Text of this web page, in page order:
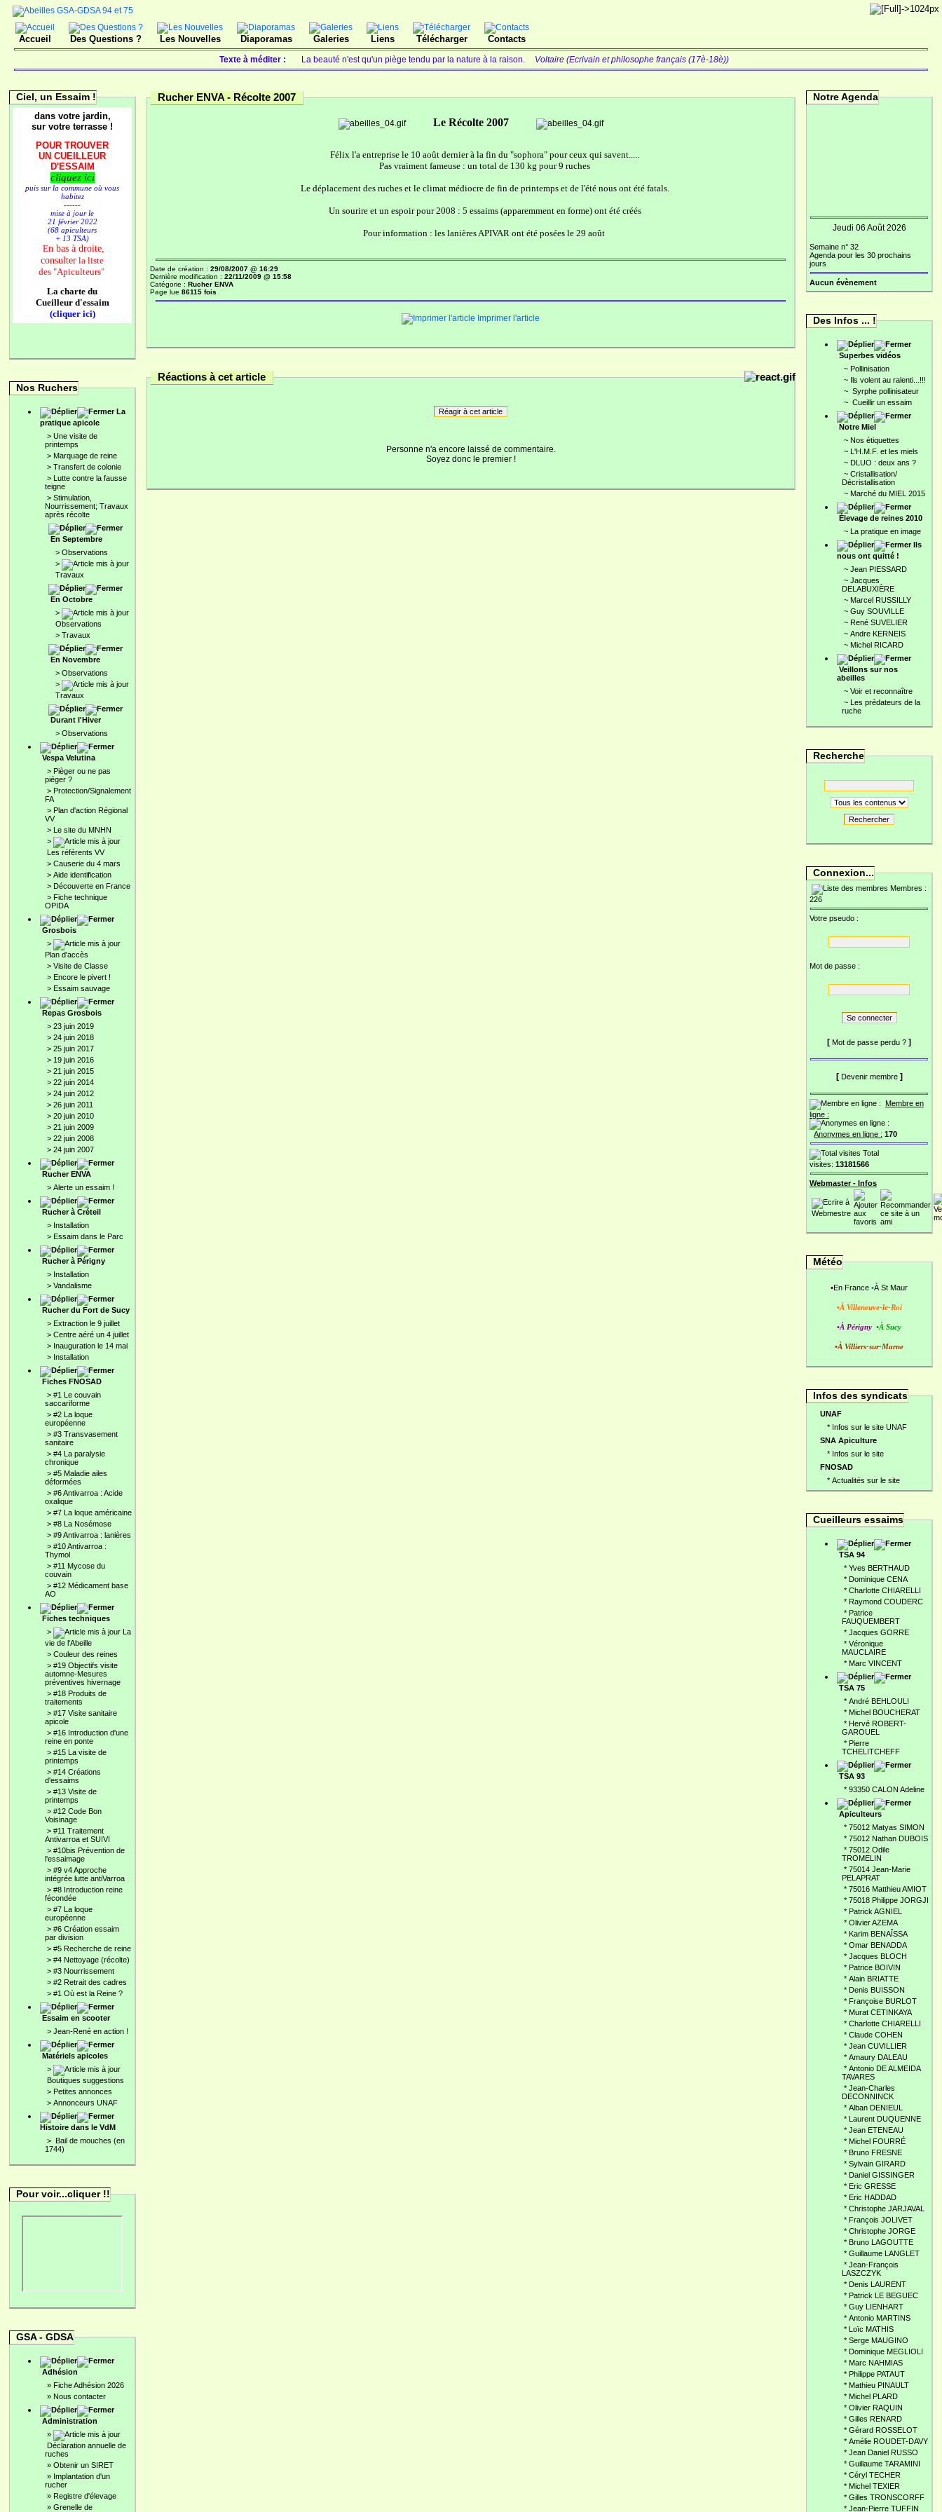
Accueil Des Questions ? Les Nouvelles Diaporamas Galeries Liens Télécharger Contacts
Texte à méditer : La beauté n'est qu'un piège tendu par la nature à la raison. Voltaire (Ecrivain et philosophe français (17è-18è))
Ciel, un Essaim !
dans votre jardin,
sur votre terrasse !
POUR TROUVER
UN CUEILLEUR
D'ESSAIM
cliquez ici
puis sur la commune où vous
habitez
------
mise à jour le
21 février 2022
(68 apiculteurs
+ 13 TSA)
En bas à droite,
consulter la liste
des "Apiculteurs"
La charte du
Cueilleur d'essaim
(cliquer ici)
Nos Ruchers
La
pratique apicole
> Une visite de
printemps
> Marquage de reine
> Transfert de colonie
> Lutte contre la fausse
teigne
> Stimulation,
Nourrissement; Travaux
après récolte
En Septembre
> Observations
>
Travaux
En Octobre
>
Observations
> Travaux
En Novembre
> Observations
>
Travaux
Durant l'Hiver
> Observations
Vespa Velutina
> Pièger ou ne pas
piéger ?
> Protection/Signalement
FA
> Plan d'action Régional
VV
> Le site du MNHN
>
Les référents VV
> Causerie du 4 mars
> Aide identification
> Découverte en France
> Fiche technique
OPIDA
Grosbois
>
Plan d'accès
> Visite de Classe
> Encore le pivert !
> Essaim sauvage
Repas Grosbois
> 23 juin 2019
> 24 juin 2018
> 25 juin 2017
> 19 juin 2016
> 21 juin 2015
> 22 juin 2014
> 24 juin 2012
> 26 juin 2011
> 20 juin 2010
> 21 juin 2009
> 22 juin 2008
> 24 juin 2007
Rucher ENVA
> Alerte un essaim !
Rucher à Créteil
> Installation
> Essaim dans le Parc
Rucher à Périgny
> Installation
> Vandalisme
Rucher du Fort de Sucy
> Extraction le 9 juillet
> Centre aéré un 4 juillet
> Inauguration le 14 mai
> Installation
Fiches FNOSAD
> #1 Le couvain
saccariforme
> #2 La loque
européenne
> #3 Transvasement
sanitaire
> #4 La paralysie
chronique
> #5 Maladie ailes
déformées
> #6 Antivarroa : Acide
oxalique
> #7 La loque américaine
> #8 La Nosémose
> #9 Antivarroa : lanières
> #10 Antivarroa :
Thymol
> #11 Mycose du
couvain
> #12 Médicament base
AO
Fiches techniques
>
La
vie de l'Abeille
> Couleur des reines
> #19 Objectifs visite
automne-Mesures
préventives hivernage
> #18 Produits de
traitements
> #17 Visite sanitaire
apicole
> #16 Introduction d'une
reine en ponte
> #15 La visite de
printemps
> #14 Créations
d'essaims
> #13 Visite de
printemps
> #12 Code Bon
Voisinage
> #11 Traitement
Antivarroa et SUIVI
> #10bis Prévention de
l'essaimage
> #9 v4 Approche
intégrée lutte antiVarroa
> #8 Introduction reine
fécondée
> #7 La loque
européenne
> #6 Création essaim
par division
> #5 Recherche de reine
> #4 Nettoyage (récolte)
> #3 Nourrissement
> #2 Retrait des cadres
> #1 Où est la Reine ?
Essaim en scooter
> Jean-René en action !
Matériels apicoles
>
Boutiques suggestions
> Petites annonces
> Annonceurs UNAF
Histoire dans le VdM
> Bail de mouches (en
1744)
Pour voir...cliquer !!
GSA - GDSA
Adhésion
» Fiche Adhésion 2026
» Nous contacter
Administration
»
Déclaration annuelle de
ruches
» Obtenir un SIRET
» Implantation d'un
rucher
» Registre d'élevage
» Grenelle de
Rucher ENVA - Récolte 2007
Le Récolte 2007
Félix l'a entreprise le 10 août dernier à la fin du "sophora" pour ceux qui savent.....
Pas vraiment fameuse : un total de 130 kg pour 9 ruches
Le déplacement des ruches et le climat médiocre de fin de printemps et de l'été nous ont été fatals.
Un sourire et un espoir pour 2008 : 5 essaims (apparemment en forme) ont été créés
Pour information : les lanières APIVAR ont été posées le 29 août
Date de création : 29/08/2007 @ 16:29
Dernière modification : 22/11/2009 @ 15:58
Catégorie : Rucher ENVA
Page lue 86115 fois
Imprimer l'article
Réactions à cet article
Réagir à cet article
Personne n'a encore laissé de commentaire.
Soyez donc le premier !
Notre Agenda
Jeudi 06 Août 2026
Semaine n° 32
Agenda pour les 30 prochains
jours
Aucun évènement
Des Infos ... !
Superbes vidéos
~ Pollinisation
~ Ils volent au ralenti...!!!
~ Syrphe pollinisateur
~ Cueillir un essaim
Notre Miel
~ Nos étiquettes
~ L'H.M.F. et les miels
~ DLUO : deux ans ?
~ Cristallisation/
Décristallisation
~ Marché du MIEL 2015
Élevage de reines 2010
~ La pratique en image
Ils
nous ont quitté !
~ Jean PIESSARD
~ Jacques
DELABUXIÈRE
~ Marcel RUSSILLY
~ Guy SOUVILLE
~ René SUVELIER
~ Andre KERNEIS
~ Michel RICARD
Veillons sur nos
abeilles
~ Voir et reconnaître
~ Les prédateurs de la
ruche
Recherche
Rechercher
Connexion...
Membres :
226
Votre pseudo :
Mot de passe :
[ Mot de passe perdu ? ]
[ Devenir membre]
Membre en
ligne :
Anonymes en ligne : 170
Total
visites: 13181566
Webmaster - Infos
Météo
•En France •À St Maur
•À Villeneuve-le-Roi
•À Périgny •À Sucy
•À Villiers-sur-Marne
Infos des syndicats
UNAF
* Infos sur le site UNAF
SNA Apiculture
* Infos sur le site
FNOSAD
* Actualités sur le site
Cueilleurs essaims
TSA 94
* Yves BERTHAUD
* Dominique CENA
* Charlotte CHIARELLI
* Raymond COUDERC
* Patrice
FAUQUEMBERT
* Jacques GORRE
* Véronique
MAUCLAIRE
* Marc VINCENT
TSA 75
* André BEHLOULI
* Michel BOUCHERAT
* Hervé ROBERT-
GAROUEL
* Pierre
TCHELITCHEFF
TSA 93
* 93350 CALON Adeline
Apiculteurs
* 75012 Matyas SIMON
* 75012 Nathan DUBOIS
* 75012 Odile
TROMELIN
* 75014 Jean-Marie
PELAPRAT
* 75016 Matthieu AMIOT
* 75018 Philippe JORGJI
* Patrick AGNIEL
* Olivier AZEMA
* Karim BENAÎSSA
* Omar BENADDA
* Jacques BLOCH
* Patrice BOIVIN
* Alain BRIATTE
* Denis BUISSON
* Françoise BURLOT
* Murat CETINKAYA
* Charlotte CHIARELLI
* Claude COHEN
* Jean CUVILLIER
* Amaury DALEAU
* Antonio DE ALMEIDA
TAVARES
* Jean-Charles
DECONNINCK
* Alban DENIEUL
* Laurent DUQUENNE
* Jean ETENEAU
* Michel FOURRÉ
* Bruno FRESNE
* Sylvain GIRARD
* Daniel GISSINGER
* Eric GRESSE
* Eric HADDAD
* Christophe JARJAVAL
* François JOLIVET
* Christophe JORGE
* Bruno LAGOUTTE
* Guillaume LANGLET
* Jean-François
LASZCZYK
* Denis LAURENT
* Patrick LE BEGUEC
* Guy LIENHART
* Antonio MARTINS
* Loïc MATHIS
* Serge MAUGINO
* Dominique MEGLIOLI
* Marc NAHMIAS
* Philippe PATAUT
* Mathieu PINAULT
* Michel PLARD
* Olivier RAQUIN
* Gilles RENARD
* Gérard ROSSELOT
* Amélie ROUDET-DAVY
* Jean Daniel RUSSO
* Guillaume TARAMINI
* Céryl TECHER
* Michel TEXIER
* Gilles TRONSCORFF
* Jean-Pierre TUFFIN